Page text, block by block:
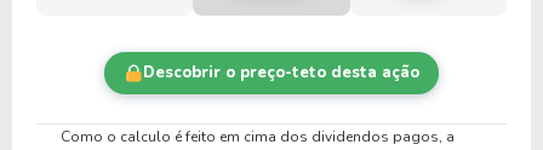
Descobrir o preço-teto desta ação
Como o calculo é feito em cima dos dividendos pagos, a